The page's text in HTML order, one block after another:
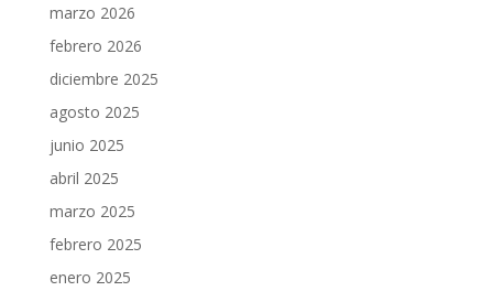
marzo 2026
febrero 2026
diciembre 2025
agosto 2025
junio 2025
abril 2025
marzo 2025
febrero 2025
enero 2025